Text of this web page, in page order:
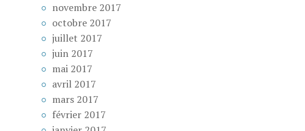
novembre 2017
octobre 2017
juillet 2017
juin 2017
mai 2017
avril 2017
mars 2017
février 2017